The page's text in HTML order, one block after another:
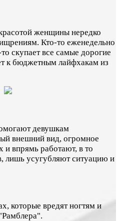
женщины нередко
Кто-то еженедельно
скупает все самые дорогие
к бюджетным лайфхакам из
девушкам
внешний вид, огромное
и впрямь работают, в то
лишь усугубляют ситуацию и
которые вредят ногтям и